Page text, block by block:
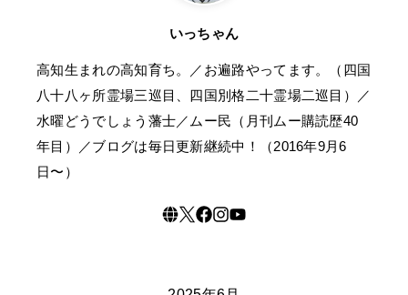
いっちゃん
高知生まれの高知育ち。／お遍路やってます。（四国
八十八ヶ所霊場三巡目、四国別格二十霊場二巡目）／
水曜どうでしょう藩士／ムー民（月刊ムー購読歴40
年目）／ブログは毎日更新継続中！（2016年9月6
日〜）